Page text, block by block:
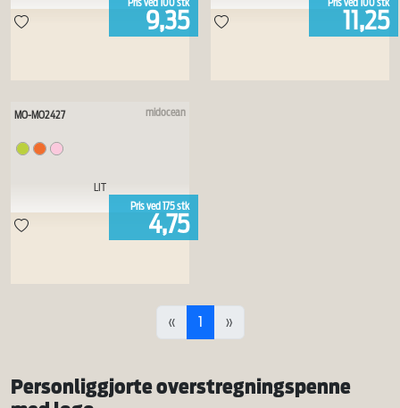
Pris ved 100stk
9,35
Pris ved 100stk
11,25
midocean
MO-MO2427
LIT
Pris ved 175stk
4,75
« 1 »
Personliggjorte overstregningspenne